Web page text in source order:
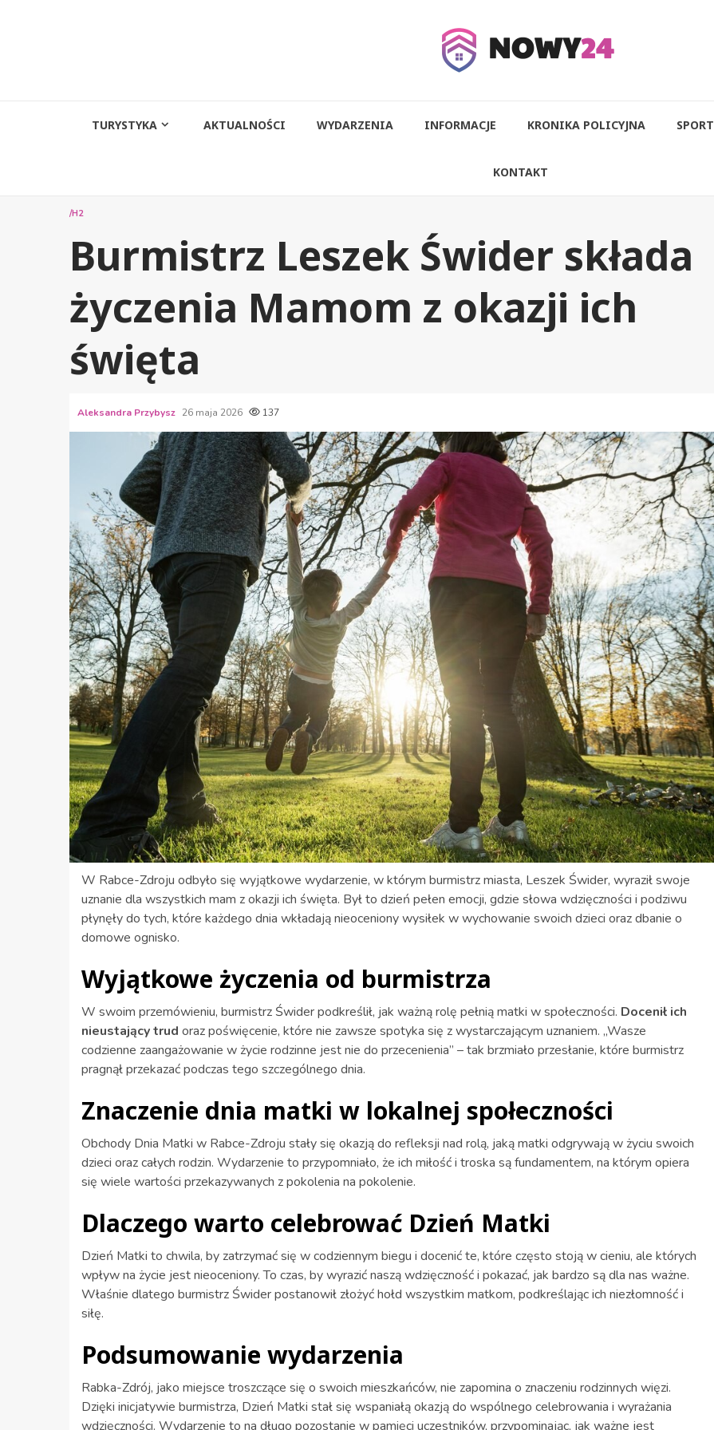
TURYSTYKA AKTUALNOŚCI WYDARZENIA INFORMACJE KRONIKA POLICYJNA SPORT
KONTAKT
/H2
Burmistrz Leszek Świder składa
życzenia Mamom z okazji ich
święta
Aleksandra Przybysz 26 maja 2026 137
W Rabce-Zdroju odbyło się wyjątkowe wydarzenie, w którym burmistrz miasta, Leszek Świder, wyraził swoje
uznanie dla wszystkich mam z okazji ich święta. Był to dzień pełen emocji, gdzie słowa wdzięczności i podziwu
płynęły do tych, które każdego dnia wkładają nieoceniony wysiłek w wychowanie swoich dzieci oraz dbanie o
domowe ognisko.
Wyjątkowe życzenia od burmistrza
W swoim przemówieniu, burmistrz Świder podkreślił, jak ważną rolę pełnią matki w społeczności. Docenił ich
nieustający trud oraz poświęcenie, które nie zawsze spotyka się z wystarczającym uznaniem. „Wasze
codzienne zaangażowanie w życie rodzinne jest nie do przecenienia” – tak brzmiało przesłanie, które burmistrz
pragnął przekazać podczas tego szczególnego dnia.
Znaczenie dnia matki w lokalnej społeczności
Obchody Dnia Matki w Rabce-Zdroju stały się okazją do refleksji nad rolą, jaką matki odgrywają w życiu swoich
dzieci oraz całych rodzin. Wydarzenie to przypomniało, że ich miłość i troska są fundamentem, na którym opiera
się wiele wartości przekazywanych z pokolenia na pokolenie.
Dlaczego warto celebrować Dzień Matki
Dzień Matki to chwila, by zatrzymać się w codziennym biegu i docenić te, które często stoją w cieniu, ale których
wpływ na życie jest nieoceniony. To czas, by wyrazić naszą wdzięczność i pokazać, jak bardzo są dla nas ważne.
Właśnie dlatego burmistrz Świder postanowił złożyć hołd wszystkim matkom, podkreślając ich niezłomność i
siłę.
Podsumowanie wydarzenia
Rabka-Zdrój, jako miejsce troszczące się o swoich mieszkańców, nie zapomina o znaczeniu rodzinnych więzi.
Dzięki inicjatywie burmistrza, Dzień Matki stał się wspaniałą okazją do wspólnego celebrowania i wyrażania
wdzięczności. Wydarzenie to na długo pozostanie w pamięci uczestników, przypominając, jak ważne jest